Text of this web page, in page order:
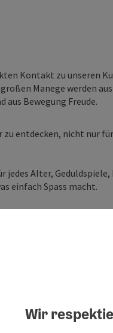
Kontakt zu unseren
Manege werden
aus Bewegung Freude.
zu entdecken, nicht nur
Alter,
einfach Spass macht.
Wir